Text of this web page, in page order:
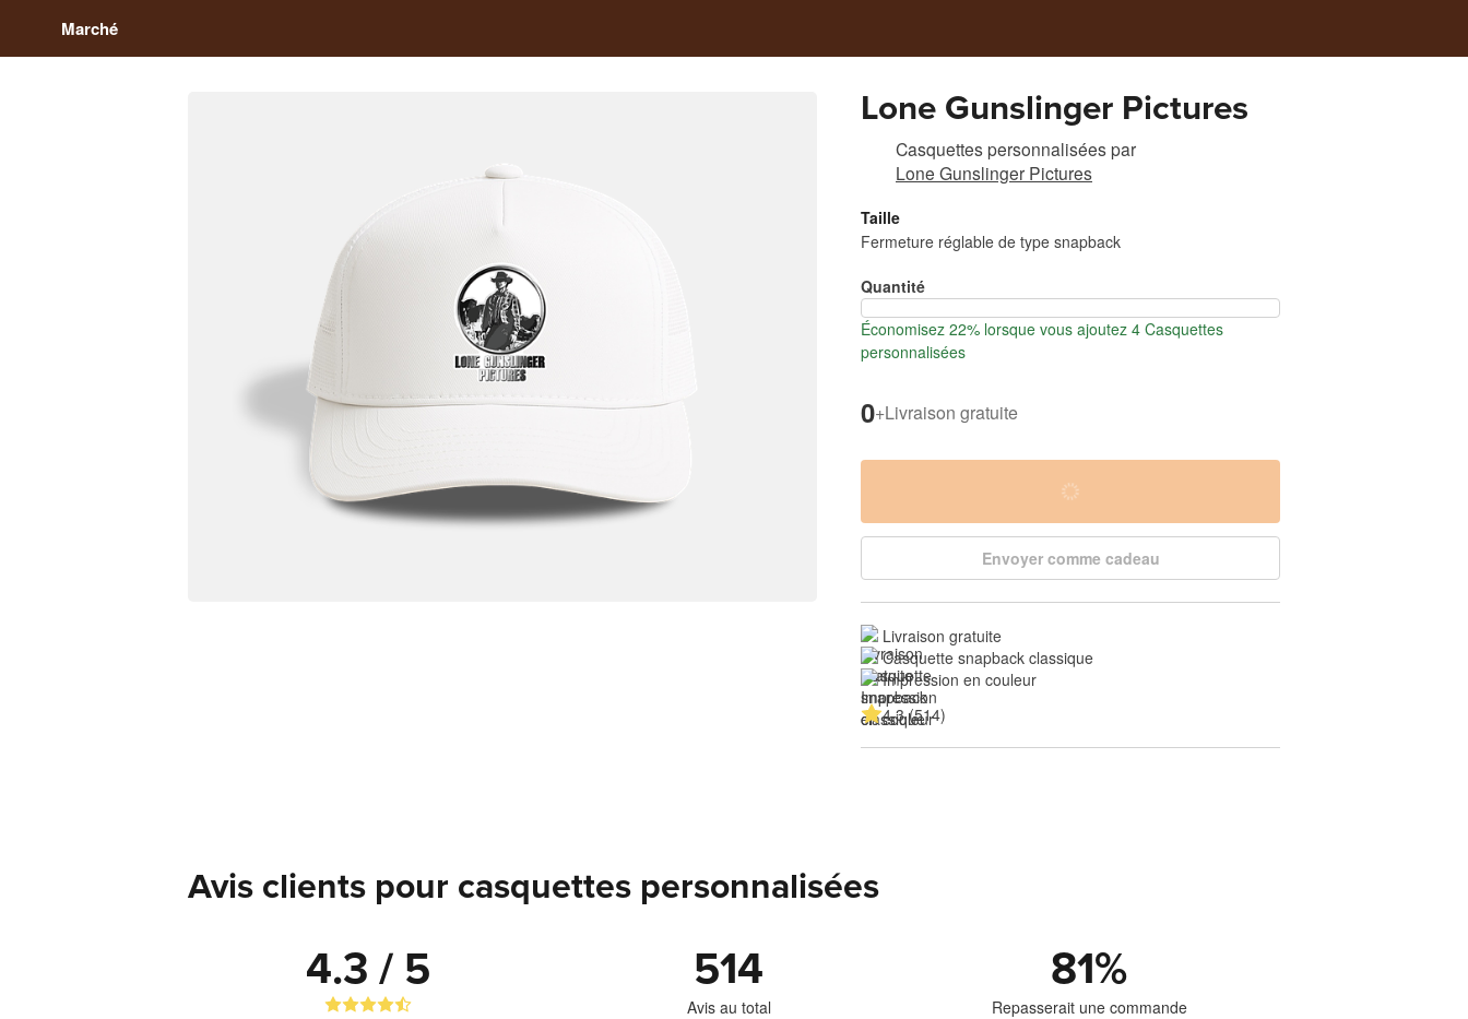
Marché
Lone Gunslinger Pictures
Casquettes personnaliséespar
Lone Gunslinger Pictures
Taille
Fermeture réglable de type snapback
Quantité
Économisez 22% lorsque vous ajoutez 4 Casquettes
personnalisées
0+Livraison gratuite
Envoyer comme cadeau
Livraison gratuite
Casquette snapback classique
Impression en couleur
4.3 (514)
Avis clients pour casquettes personnalisées
4.3 / 5 514
Avis au total
81%
Repasserait une commande